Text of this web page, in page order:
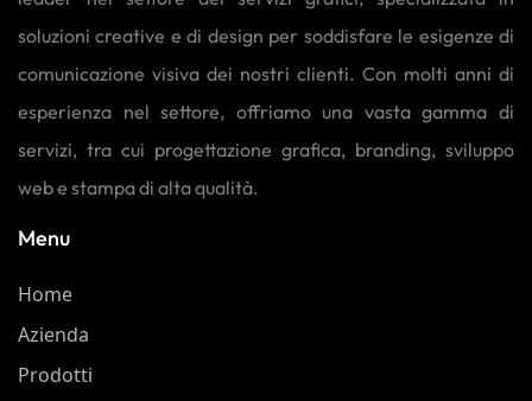
soluzioni creative e di design per soddisfare le esigenze di
comunicazione visiva dei nostri clienti. Con molti anni di
esperienza nel settore, offriamo una vasta gamma di
servizi, tra cui progettazione grafica, branding, sviluppo
web e stampa di alta qualità.
Menu
Home
Azienda
Prodotti